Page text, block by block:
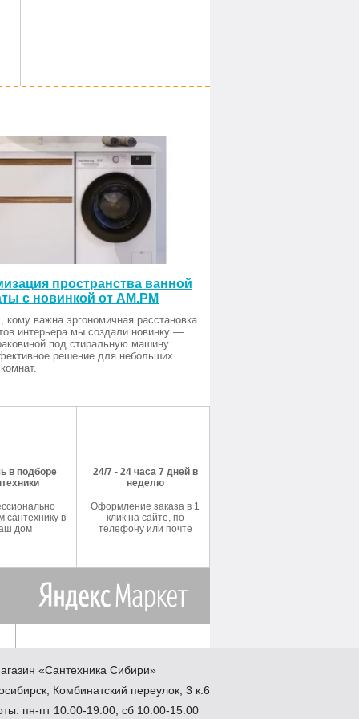
пространства ванной
с новинкой от AM.PM
кому важна эргономичная расстановка
интерьера мы создали новинку —
под стиральную машину.
решение для небольших
в подборе
сантехнику в
дом
24/7 - 24 часа 7 дней в
неделю
Оформление заказа в 1
клик на сайте, по
телефону или почте
«Сантехника Сибири»
Комбинатский переулок, 3 к.6
пн-пт 10.00-19.00, сб 10.00-15.00